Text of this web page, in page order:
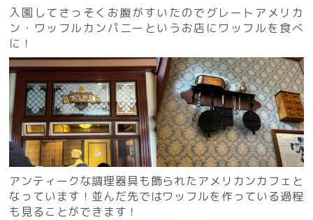
入園してさっそくお腹がすいたのでグレートアメリカ
ン・ワッフルカンパニーというお店にワッフルを食べ
に！
アンティークな調理器具も飾られたアメリカンカフェと
なっています！並んだ先ではワッフルを作っている過程
も見ることができます！